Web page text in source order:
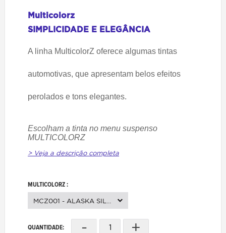
Multicolorz
SIMPLICIDADE E ELEGÂNCIA
A linha MulticolorZ oferece algumas tintas
automotivas, que apresentam belos efeitos
perolados e tons elegantes.
Escolham a tinta no menu suspenso
MULTICOLORZ
> Veja a descrição completa
MULTICOLORZ :
MCZ001 - ALASKA SILVER
QUANTIDADE: - +